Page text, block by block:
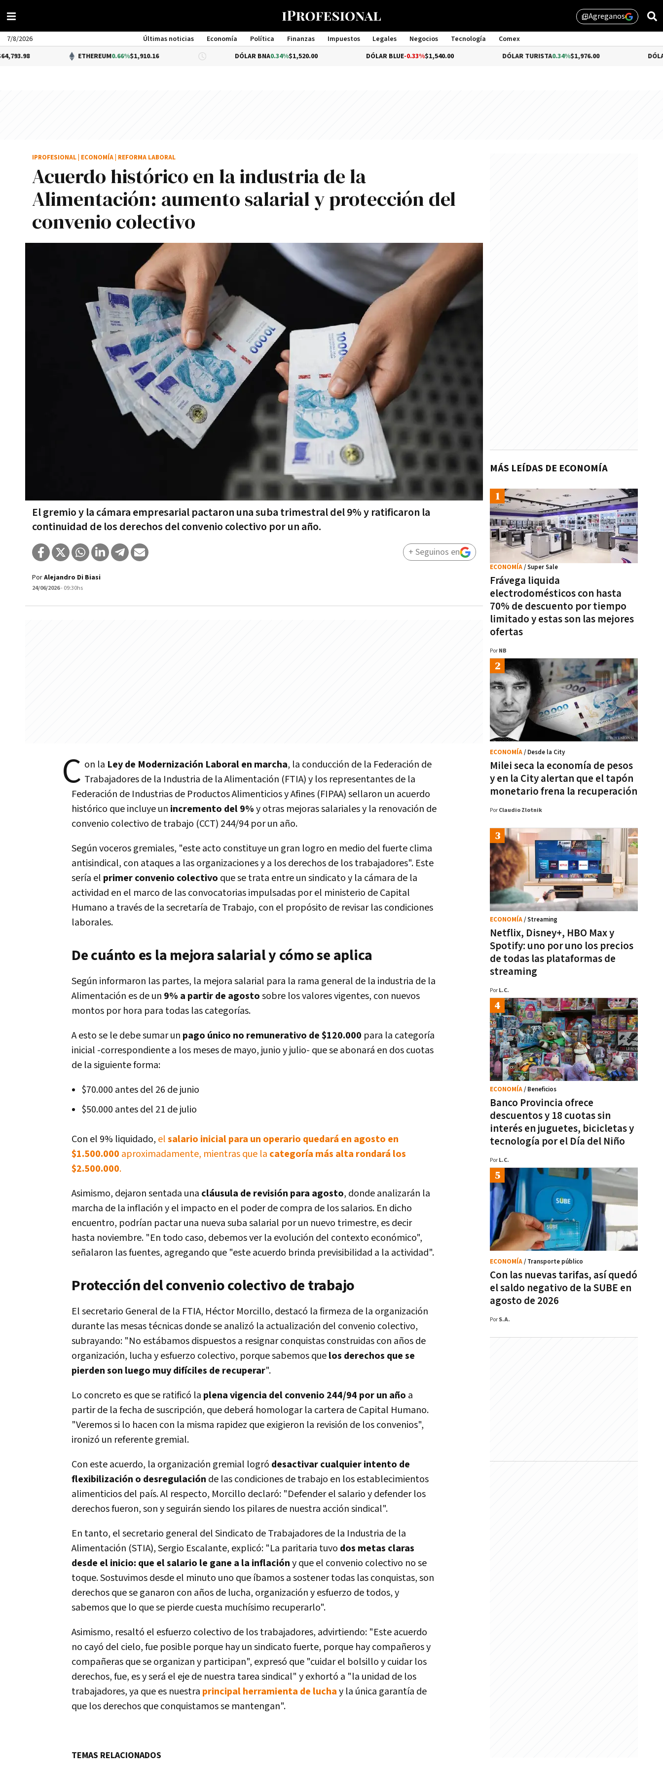
library_addAgreganos
7/8/2026 Últimas noticias Economía Política Finanzas Impuestos Legales Negocios Tecnología
Comex
Management
ETHEREUM 0.66%$1,910.16 DÓLAR BNA0.34%$1,520.00 DÓLAR BLUE-0.33%$1,540.00 DÓLAR TURISTA0.34%$1,976.00 DÓLAR MEP
Acuerdo histórico en la industria de la
Alimentación: aumento salarial y protección del
convenio colectivo
El gremio y la cámara empresarial pactaron una suba trimestral del 9% y ratificaron la
continuidad de los derechos del convenio colectivo por un año.
IPROFESIONAL ECONOMÍA REFORMA LABORAL
PorAlejandro Di Biasi
24/06/2026- 09:30hs
+ Seguinos en
C on la Ley de Modernización Laboral en marcha, la conducción de la Federación de
Trabajadores de la Industria de la Alimentación (FTIA) y los representantes de la
Federación de Industrias de Productos Alimenticios y Afines (FIPAA) sellaron un acuerdo
histórico que incluye un incremento del 9%y otras mejoras salariales y la renovación de
convenio colectivo de trabajo (CCT) 244/94 por un año.
Según voceros gremiales, "este acto constituye un gran logro en medio del fuerte clima
antisindical, con ataques a las organizaciones y a los derechos de los trabajadores". Este
sería el primer convenio colectivo que se trata entre un sindicato y la cámara de la
actividad en el marco de las convocatorias impulsadas por el ministerio de Capital
Humano a través de la secretaría de Trabajo, con el propósito de revisar las condiciones
laborales.
De cuánto es la mejora salarial y cómo se aplica
Según informaron las partes, la mejora salarial para la rama general de la industria de la
Alimentación es de un 9% a partir de agostosobre los valores vigentes, con nuevos
montos por hora para todas las categorías.
A esto se le debe sumar un pago único no remunerativo de $120.000 para la categoría
inicial -correspondiente a los meses de mayo, junio y julio- que se abonará en dos cuotas
de la siguiente forma:
$70.000 antes del 26 de junio
$50.000 antes del 21 de julio
Con el 9% liquidado, elsalario inicial para un operario quedará en agosto en
$1.500.000 aproximadamente, mientras que la categoría más alta rondará los
$2.500.000.
Asimismo, dejaron sentada una cláusula de revisión para agosto, donde analizarán la
marcha de la inflación y el impacto en el poder de compra de los salarios. En dicho
encuentro, podrían pactar una nueva suba salarial por un nuevo trimestre, es decir
hasta noviembre. "En todo caso, debemos ver la evolución del contexto económico",
señalaron las fuentes, agregando que "este acuerdo brinda previsibilidad a la actividad".
Protección del convenio colectivo de trabajo
El secretario General de la FTIA, Héctor Morcillo, destacó la firmeza de la organización
durante las mesas técnicas donde se analizó la actualización del convenio colectivo,
subrayando: "No estábamos dispuestos a resignar conquistas construidas con años de
organización, lucha y esfuerzo colectivo, porque sabemos quelos derechos que se
pierden son luego muy difíciles de recuperar".
Lo concreto es que se ratificó la plena vigencia del convenio 244/94 por un año a
partir de la fecha de suscripción, que deberá homologar la cartera de Capital Humano.
"Veremos si lo hacen con la misma rapidez que exigieron la revisión de los convenios",
ironizó un referente gremial.
Con este acuerdo, la organización gremial logró desactivar cualquier intento de
flexibilización o desregulación de las condiciones de trabajo en los establecimientos
alimenticios del país. Al respecto, Morcillo declaró: "Defender el salario y defender los
derechos fueron, son y seguirán siendo los pilares de nuestra acción sindical".
En tanto, el secretario general del Sindicato de Trabajadores de la Industria de la
Alimentación (STIA), Sergio Escalante, explicó: "La paritaria tuvo dos metas claras
desde el inicio: que el salario le gane a la inflacióny que el convenio colectivo no se
toque. Sostuvimos desde el minuto uno que íbamos a sostener todas las conquistas, son
derechos que se ganaron con años de lucha, organización y esfuerzo de todos, y
sabemos que lo que se pierde cuesta muchísimo recuperarlo".
Asimismo, resaltó el esfuerzo colectivo de los trabajadores, advirtiendo: "Este acuerdo
no cayó del cielo, fue posible porque hay un sindicato fuerte, porque hay compañeros y
compañeras que se organizan y participan", expresó que "cuidar el bolsillo y cuidar los
derechos, fue, es y será el eje de nuestra tarea sindical" y exhortó a "la unidad de los
trabajadores, ya que es nuestra principal herramienta de luchay la única garantía de
que los derechos que conquistamos se mantengan".
TEMAS RELACIONADOS
MÁS LEÍDAS DE ECONOMÍA
Frávega liquida
electrodomésticos con hasta
70% de descuento por tiempo
limitado y estas son las mejores
ofertas
ECONOMÍA/ Super Sale
Por NB
Milei seca la economía de pesos
y en la City alertan que el tapón
monetario frena la recuperación
ECONOMÍA/ Desde la City
Por Claudio Zlotnik
Netflix, Disney+, HBO Max y
Spotify: uno por uno los precios
de todas las plataformas de
streaming
ECONOMÍA/ Streaming
Por L.C.
Banco Provincia ofrece
descuentos y 18 cuotas sin
interés en juguetes, bicicletas y
tecnología por el Día del Niño
ECONOMÍA/ Beneficios
Por L.C.
Con las nuevas tarifas, así quedó
el saldo negativo de la SUBE en
agosto de 2026
ECONOMÍA/ Transporte público
Por S.A.